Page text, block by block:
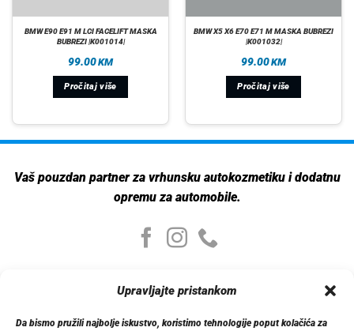
Upravljajte pristankom
Da bismo pružili najbolje iskustvo, koristimo tehnologije poput kolačića za
BMW E90 E91 M LCI FACELIFT MASKA
BUBREZI |K001014|
99.00KM
Pročitaj više
BMW X5 X6 E70 E71 M MASKA BUBREZI
|K001032|
99.00KM
Pročitaj više
Vaš pouzdan partner za vrhunsku autokozmetiku i dodatnu
opremu za automobile.
Moj nalog
Moj nalog
Moje narudžbe